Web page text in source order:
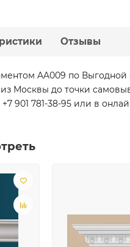
Отзывы
AA009 по
из Москвы до точки
901 781-38-95 или в